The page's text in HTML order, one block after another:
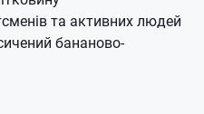
та активних людей
бананово-